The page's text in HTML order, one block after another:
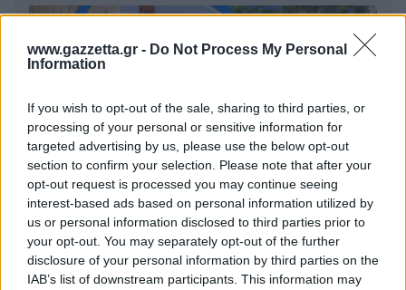
www.gazzetta.gr - Do Not Process My Personal
Information
If you wish to opt-out of the sale, sharing to third parties, or
processing of your personal or sensitive information for
targeted advertising by us, please use the below opt-out
section to confirm your selection. Please note that after your
opt-out request is processed you may continue seeing
interest-based ads based on personal information utilized by
us or personal information disclosed to third parties prior to
your opt-out. You may separately opt-out of the further
disclosure of your personal information by third parties on the
IAB’s list of downstream participants. This information may
6 γραφικά χωριά των Κυκλάδων που αξίζει να
ανακαλύψετε